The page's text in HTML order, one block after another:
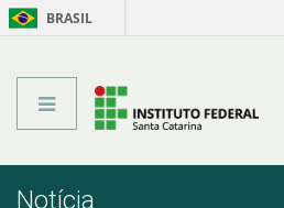
BRASIL
NotíciaInício